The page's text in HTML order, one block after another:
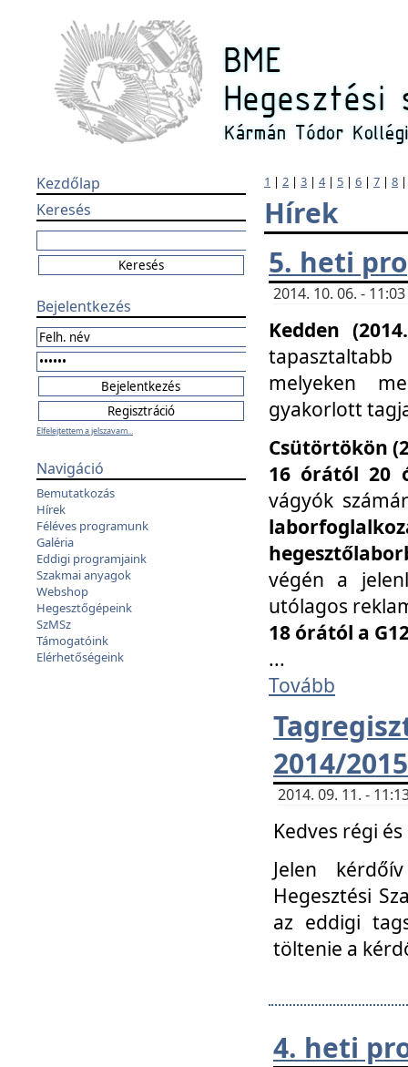
Kezdőlap
Keresés
Bejelentkezés
Elfelejtettem a jelszavam...
Navigáció
Bemutatkozás
Hírek
Féléves programunk
Galéria
Eddigi programjaink
Szakmai anyagok
Webshop
Hegesztőgépeink
SzMSz
Támogatóink
Elérhetőségeink
1 | 2 | 3 | 4| 5 | 6 | 7 | 8
Hírek
5. heti
2014. 10. 06. -
Kedden
melyeken
gyakorlott
Csütörtökön
16 órától 20
vágyók
végén a
utólagos
18 órától a
...
Tovább
2014/
2014. 09. 11. -
Kedves régi
Jelen
Hegesztési
az eddigi
töltenie a
4. heti